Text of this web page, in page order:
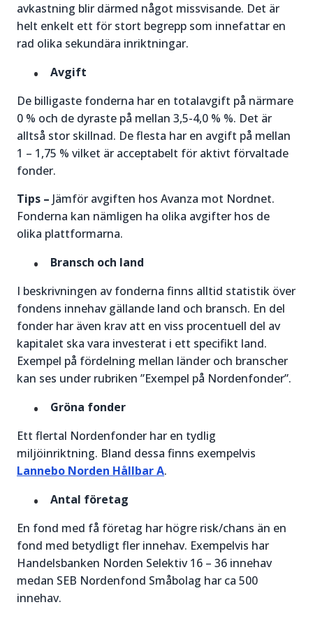
avkastning blir därmed något missvisande. Det är
helt enkelt ett för stort begrepp som innefattar en
rad olika sekundära inriktningar.
Avgift
De billigaste fonderna har en totalavgift på närmare
0 % och de dyraste på mellan 3,5-4,0 % %. Det är
alltså stor skillnad. De flesta har en avgift på mellan
1 – 1,75 % vilket är acceptabelt för aktivt förvaltade
fonder.
Tips – Jämför avgiften hos Avanza mot Nordnet.
Fonderna kan nämligen ha olika avgifter hos de
olika plattformarna.
Bransch och land
I beskrivningen av fonderna finns alltid statistik över
fondens innehav gällande land och bransch. En del
fonder har även krav att en viss procentuell del av
kapitalet ska vara investerat i ett specifikt land.
Exempel på fördelning mellan länder och branscher
kan ses under rubriken ”Exempel på Nordenfonder”.
Gröna fonder
Ett flertal Nordenfonder har en tydlig
miljöinriktning. Bland dessa finns exempelvis
Lannebo Norden Hållbar A.
Antal företag
En fond med få företag har högre risk/chans än en
fond med betydligt fler innehav. Exempelvis har
Handelsbanken Norden Selektiv 16 – 36 innehav
medan SEB Nordenfond Småbolag har ca 500
innehav.